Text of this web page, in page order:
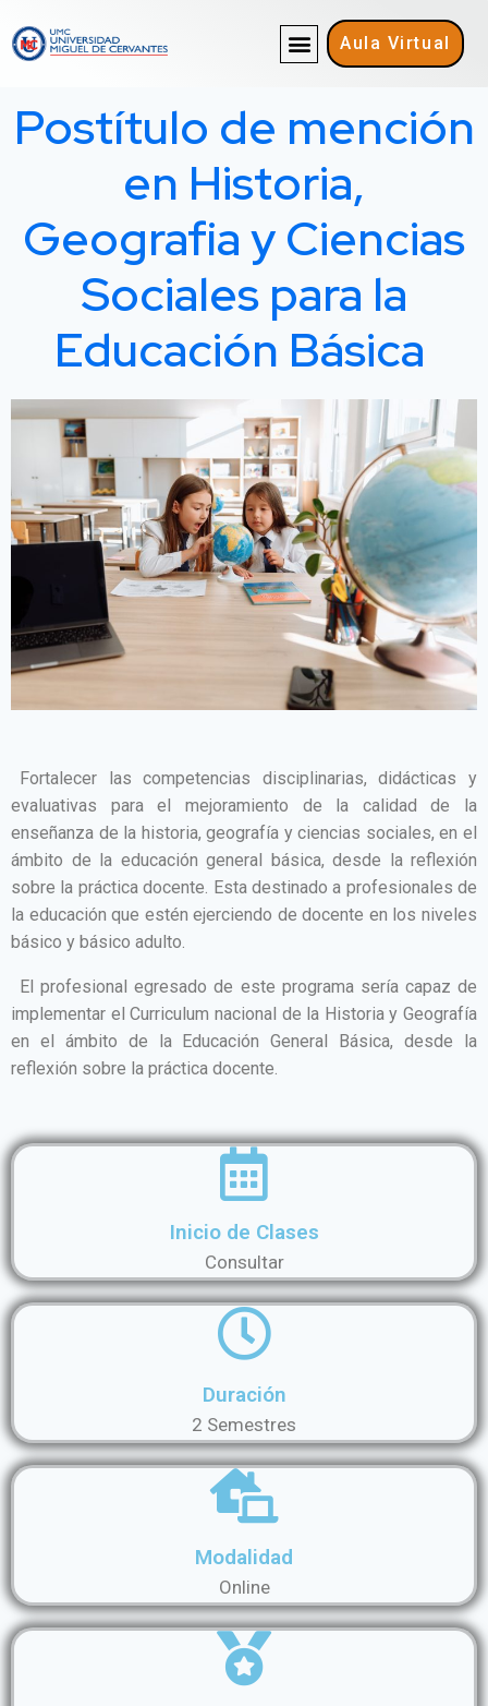
Aula Virtual
Postítulo de mención
en Historia,
Geografia y Ciencias
Sociales para la
Educación Básica
Fortalecer las competencias disciplinarias, didácticas y
evaluativas para el mejoramiento de la calidad de la
enseñanza de la historia, geografía y ciencias sociales, en el
ámbito de la educación general básica, desde la reflexión
sobre la práctica docente. Esta destinado a profesionales de
la educación que estén ejerciendo de docente en los niveles
básico y básico adulto.
El profesional egresado de este programa sería capaz de
implementar el Curriculum nacional de la Historia y Geografía
en el ámbito de la Educación General Básica, desde la
reflexión sobre la práctica docente.
Inicio de Clases
Consultar
Duración
2 Semestres
Modalidad
Online